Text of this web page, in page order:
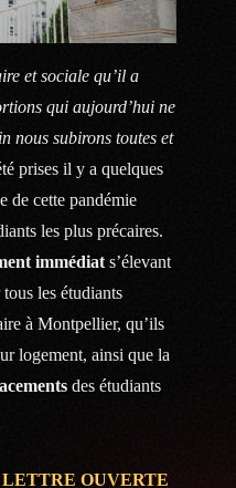
et sociale qu’il a
qui aujourd’hui ne
nous subirons toutes et
prises il y a quelques
de cette pandémie
les plus précaires.
immédiat s’élevant
les étudiants
à Montpellier, qu’ils
logement, ainsi que la
des étudiants
LETTRE OUVERTE